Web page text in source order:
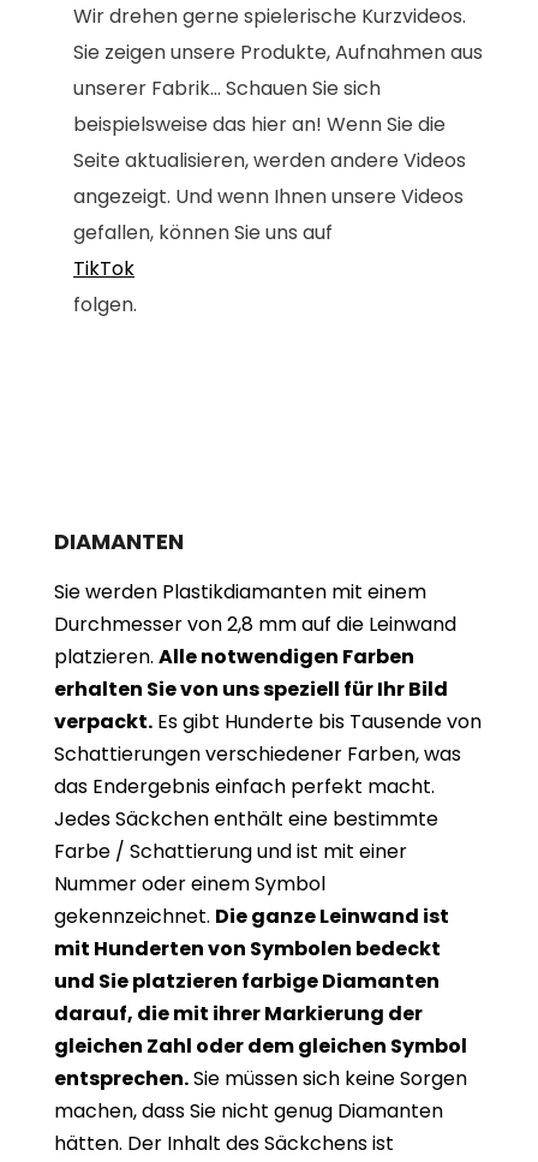
Wir drehen gerne spielerische Kurzvideos.
Sie zeigen unsere Produkte, Aufnahmen aus
unserer Fabrik... Schauen Sie sich
beispielsweise das hier an! Wenn Sie die
Seite aktualisieren, werden andere Videos
angezeigt. Und wenn Ihnen unsere Videos
gefallen, können Sie uns auf
TikTok
folgen.
DIAMANTEN
Sie werden Plastikdiamanten mit einem
Durchmesser von 2,8 mm auf die Leinwand
platzieren. Alle notwendigen Farben
erhalten Sie von uns speziell für Ihr Bild
verpackt. Es gibt Hunderte bis Tausende von
Schattierungen verschiedener Farben, was
das Endergebnis einfach perfekt macht.
Jedes Säckchen enthält eine bestimmte
Farbe / Schattierung und ist mit einer
Nummer oder einem Symbol
gekennzeichnet. Die ganze Leinwand ist
mit Hunderten von Symbolen bedeckt
und Sie platzieren farbige Diamanten
darauf, die mit ihrer Markierung der
gleichen Zahl oder dem gleichen Symbol
entsprechen.Sie müssen sich keine Sorgen
machen, dass Sie nicht genug Diamanten
hätten. Der Inhalt des Säckchens ist